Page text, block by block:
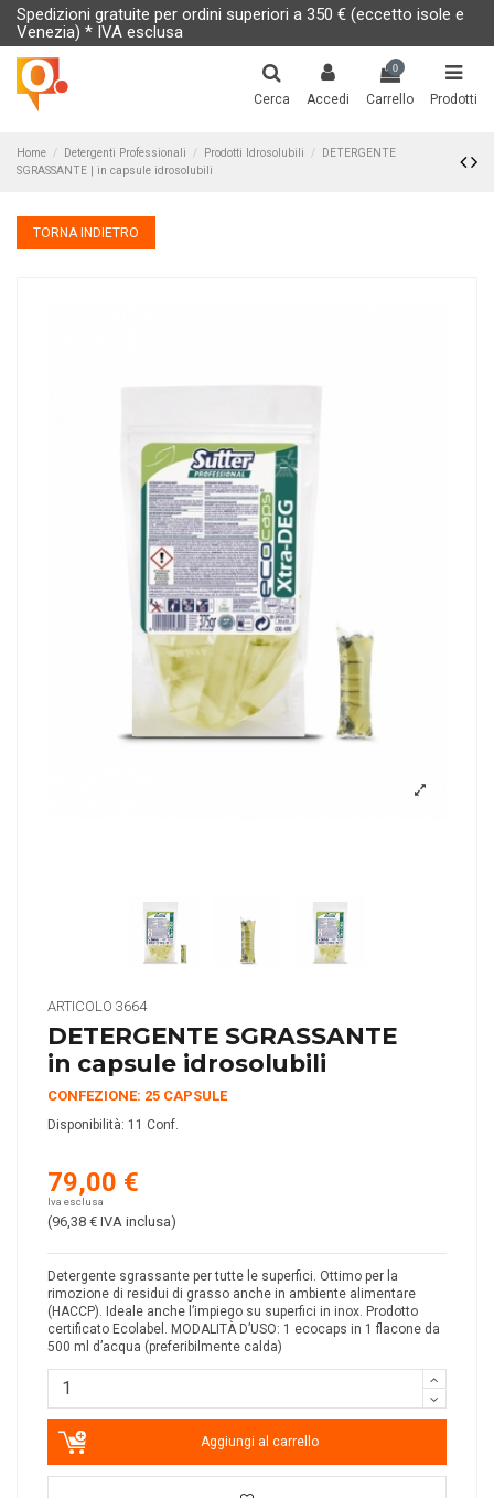
Spedizioni gratuite per ordini superiori a 350 € (eccetto isole e
Venezia) * IVA esclusa
Cerca Accedi
0
Carrello Prodotti
Home Detergenti Professionali Prodotti Idrosolubili
DETERGENTE
SGRASSANTE | in capsule idrosolubili
TORNA INDIETRO
ARTICOLO 3664
DETERGENTE SGRASSANTE
in capsule idrosolubili
CONFEZIONE: 25 CAPSULE
Disponibilità: 11 Conf.
79,00 €
Iva esclusa
(96,38 € IVA inclusa)
Detergente sgrassante per tutte le superfici. Ottimo per la
rimozione di residui di grasso anche in ambiente alimentare
(HACCP). Ideale anche l’impiego su superfici in inox. Prodotto
certificato Ecolabel. MODALITÀ D’USO: 1 ecocaps in 1 flacone da
500 ml d’acqua (preferibilmente calda)
Aggiungi al carrello